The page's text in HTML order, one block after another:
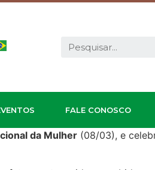
FALE CONOSCO
da Mulher (08/03), e